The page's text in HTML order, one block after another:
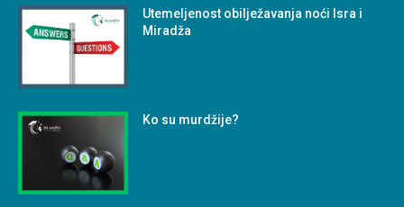
Utemeljenost obilježavanja noći Isra i
Miradža
Ko su murdžije?